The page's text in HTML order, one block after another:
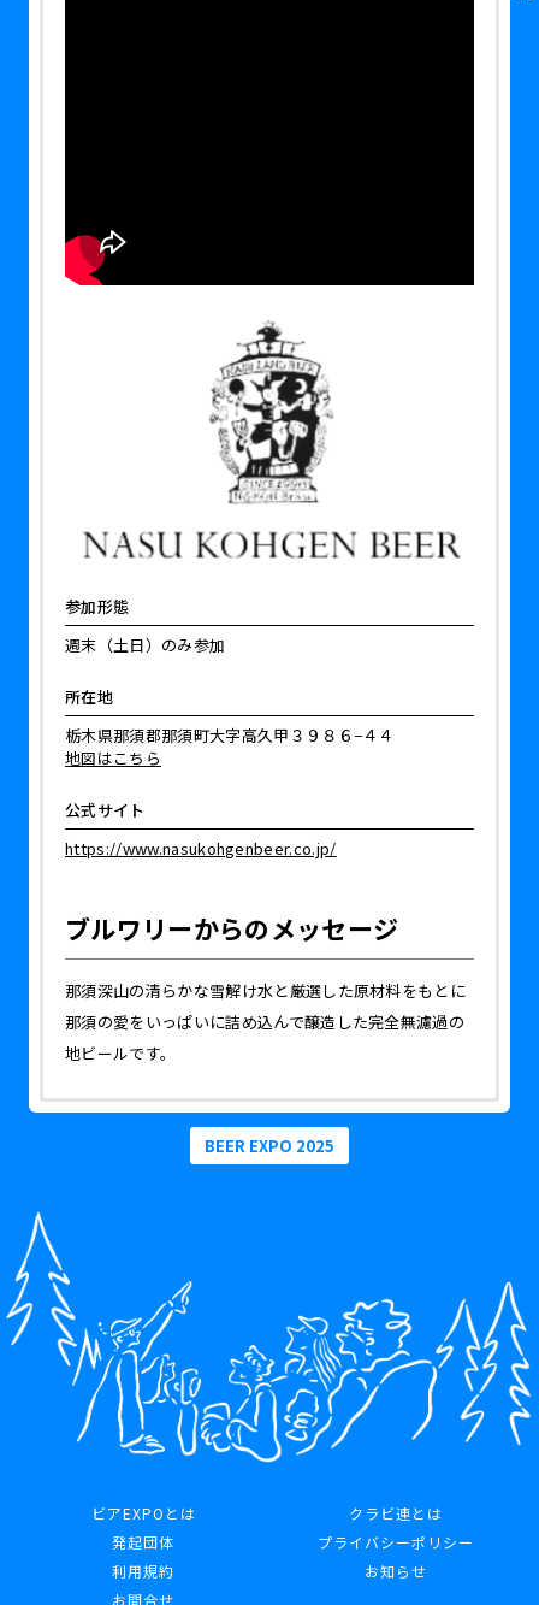
参加形態
週末（土日）のみ参加
所在地
栃木県那須郡那須町大字高久甲３９８６−４４
地図はこちら
公式サイト
https://www.nasukohgenbeer.co.jp/
ブルワリーからのメッセージ
那須深山の清らかな雪解け水と厳選した原材料をもとに
那須の愛をいっぱいに詰め込んで醸造した完全無濾過の
地ビールです。
BEER EXPO 2025
ビアEXPOとは
クラビ連とは
発起団体
プライバシーポリシー
利用規約
お知らせ
お問合せ